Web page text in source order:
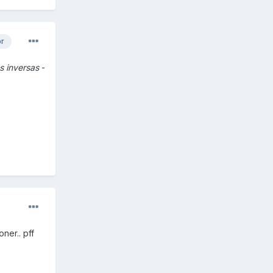
inversas-
pff